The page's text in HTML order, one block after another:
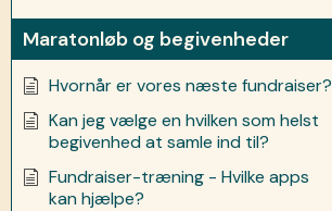
Maratonløb og begivenheder
Hvornår er vores næste fundraiser?
Kan jeg vælge en hvilken som helst
begivenhed at samle ind til?
Fundraiser-træning - Hvilke apps
kan hjælpe?